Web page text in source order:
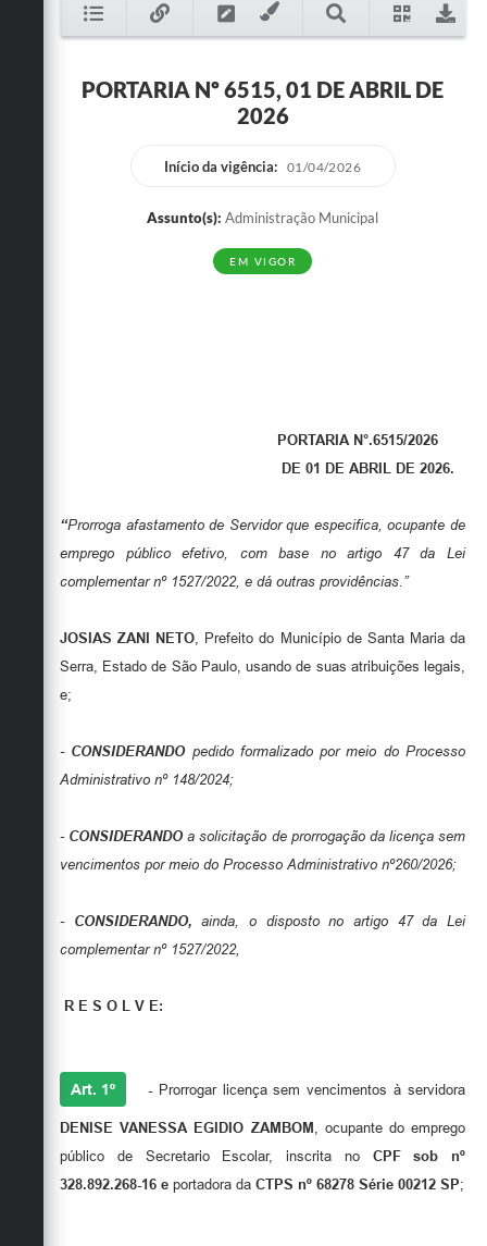
Notícias
Emprega
PORTARIA Nº 6515, 01 DE ABRIL DE
2026
Início da vigência: 01/04/2026
Assunto(s): Administração Municipal
EM VIGOR
PORTARIA N°.6515/2026
DE 01 DE ABRIL DE 2026.
“Prorroga afastamento de Servidor que especifica, ocupante de
emprego público efetivo, com base no artigo 47 da Lei
complementar nº 1527/2022, e dá outras providências.”
JOSIAS ZANI NETO, Prefeito do Município de Santa Maria da
Serra, Estado de São Paulo, usando de suas atribuições legais,
e;
-CONSIDERANDO pedido formalizado por meio do Processo
Administrativo nº 148/2024;
- CONSIDERANDOa solicitação de prorrogação da licença sem
vencimentos por meio do Processo Administrativo nº260/2026;
- CONSIDERANDO, ainda, o disposto no artigo 47 da Lei
complementar nº 1527/2022,
R E S O L V E:
Art. 1º - Prorrogar licença sem vencimentos à servidora
DENISE VANESSA EGIDIO ZAMBOM , ocupante do emprego
público de Secretario Escolar, inscrita no CPF sob nº
328.892.268-16 e portadora da CTPS nº 68278 Série 00212 SP;